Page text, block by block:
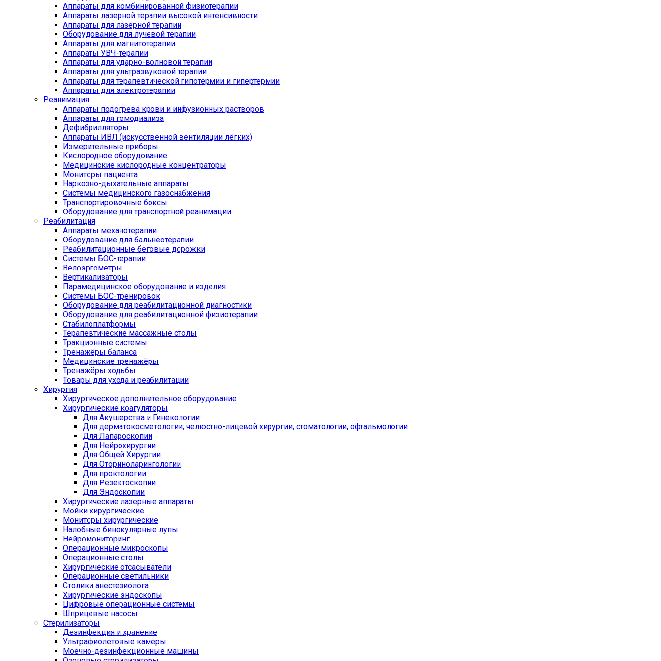
Аппараты для комбинированной физиотерапии
Аппараты лазерной терапии высокой интенсивности
Аппараты для лазерной терапии
Оборудование для лучевой терапии
Аппараты для магнитотерапии
Аппараты УВЧ-терапии
Аппараты для ударно-волновой терапии
Аппараты для ультразвуковой терапии
Аппараты для терапевтической гипотермии и гипертермии
Аппараты для электротерапии
Реанимация
Аппараты подогрева крови и инфузионных растворов
Аппараты для гемодиализа
Дефибрилляторы
Аппараты ИВЛ (искусственной вентиляции лёгких)
Измерительные приборы
Кислородное оборудование
Медицинские кислородные концентраторы
Мониторы пациента
Наркозно-дыхательные аппараты
Системы медицинского газоснабжения
Транспортировочные боксы
Оборудование для транспортной реанимации
Реабилитация
Аппараты механотерапии
Оборудование для бальнеотерапии
Реабилитационные беговые дорожки
Системы БОС-терапии
Велоэргометры
Вертикализаторы
Парамедицинское оборудование и изделия
Системы БОС-тренировок
Оборудование для реабилитационной диагностики
Оборудование для реабилитационной физиотерапии
Стабилоплатформы
Терапевтические массажные столы
Тракционные системы
Тренажёры баланса
Медицинские тренажёры
Тренажёры ходьбы
Товары для ухода и реабилитации
Хирургия
Хирургическое дополнительное оборудование
Хирургические коагуляторы
Для Акушерства и Гинекологии
Для дерматокосметологии, челюстно-лицевой хирургии, стоматологии, офтальмологии
Для Лапароскопии
Для Нейрохирургии
Для Общей Хирургии
Для Оториноларингологии
Для проктологии
Для Резектоскопии
Для Эндоскопии
Хирургические лазерные аппараты
Мойки хирургические
Мониторы хирургические
Налобные бинокулярные лупы
Нейромониторинг
Операционные микроскопы
Операционные столы
Хирургические отсасыватели
Операционные светильники
Столики анестезиолога
Хирургические эндоскопы
Цифровые операционные системы
Шприцевые насосы
Стерилизаторы
Дезинфекция и хранение
Ультрафиолетовые камеры
Моечно-дезинфекционные машины